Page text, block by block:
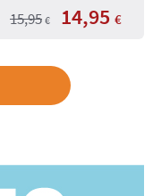
15,95 € 14,95 €